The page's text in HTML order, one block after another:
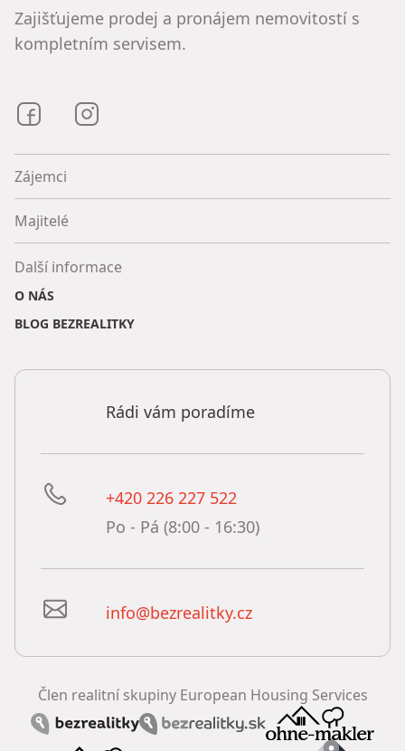
Zajišťujeme prodej a pronájem nemovitostí s
kompletním servisem.
Bezrealitky na Facebooku
Zájemci
Majitelé
Další informace
O NÁS
BLOG BEZREALITKY
Rádi vám poradíme
+420 226 227 522
Po - Pá (8:00 - 16:30)
info@bezrealitky.cz
Člen realitní skupiny European Housing Services